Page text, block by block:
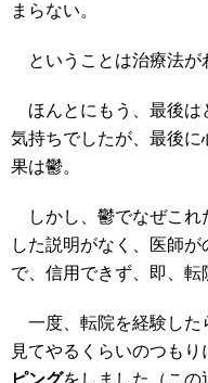
まらない。
ということは治療法が
ほんとにもう、最後は
気持ちでしたが、最後
果は鬱。
しかし、鬱でなぜこれ
した説明がなく、医師
で、信用できず、即、転
一度、転院を経験した
見てやるくらいのつもり
ピングをしました（この